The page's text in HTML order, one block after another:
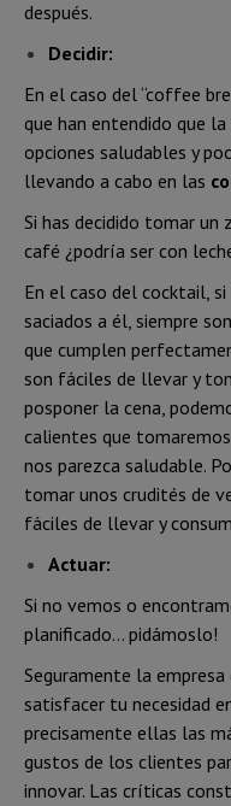
después.
Decidir:
En el caso del “coffee
que han entendido que
opciones saludables y
llevando a cabo en las
Si has decidido tomar
café ¿podría ser con
En el caso del cocktail,
saciados a él, siempre
que cumplen
son fáciles de llevar y
posponer la cena,
calientes que
nos parezca saludable.
tomar unos crudités de
fáciles de llevar y
Actuar:
Si no vemos o
planificado… pidámoslo!
Seguramente la
satisfacer tu necesidad
precisamente ellas las
gustos de los clientes
innovar. Las críticas